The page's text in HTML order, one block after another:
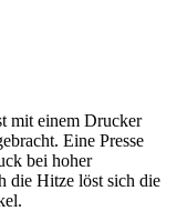
mit einem Drucker
Eine Presse
bei hoher
die Hitze löst sich die